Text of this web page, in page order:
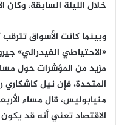
خلال الليلة السابقة، وكان الأعلى منذ 30
وبينما كانت الأسواق
«الاحتياطي الفيدرالي»
مزيد من المؤشرات حول
المتحدة، فإن نيل
منيابوليس، قال مساء
الاقتصاد تعني أنه قد